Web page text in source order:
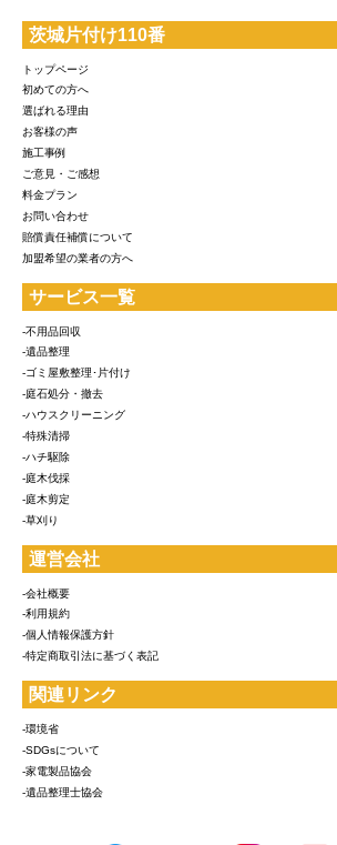
茨城片付け110番
トップページ
初めての方へ
選ばれる理由
お客様の声
施工事例
ご意見・ご感想
料金プラン
お問い合わせ
賠償責任補償について
加盟希望の業者の方へ
サービス一覧
-不用品回収
-遺品整理
-ゴミ屋敷整理･片付け
-庭石処分・撤去
-ハウスクリーニング
-特殊清掃
-ハチ駆除
-庭木伐採
-庭木剪定
-草刈り
運営会社
-会社概要
-利用規約
-個人情報保護方針
-特定商取引法に基づく表記
関連リンク
-環境省
-SDGsについて
-家電製品協会
-遺品整理士協会